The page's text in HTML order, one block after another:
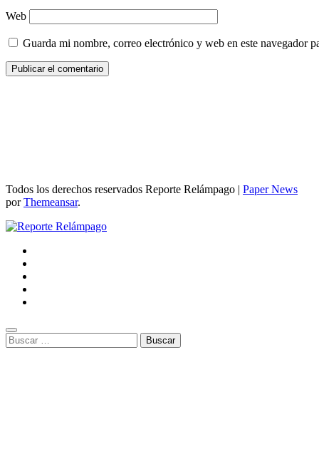
Web
Guarda mi nombre, correo electrónico y web en este navegador
Todos los derechos reservados Reporte Relámpago | Paper News
porThemeansar.
Buscar: